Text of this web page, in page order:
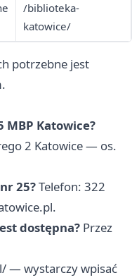
/biblioteka-
katowice/
potrzebne jest
MBP Katowice?
2 Katowice — os.
25?Telefon: 322
.
dostępna? Przez
— wystarczy wpisać